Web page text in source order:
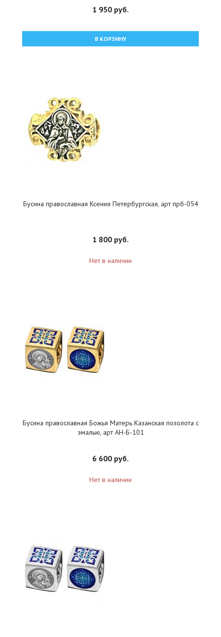
1 950 руб.
В КОРЗИНУ
Бусина православная Ксения Петербургская, арт прб-054
1 800 руб.
Нет в наличии
Бусина православная Божья Матерь Казанская позолота с
эмалью, арт АН-Б-101
6 600 руб.
Нет в наличии